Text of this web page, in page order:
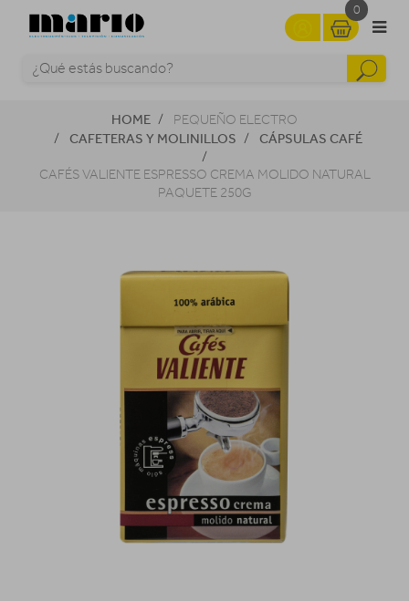
0
HOME PEQUEÑO ELECTRO
CAFETERAS Y MOLINILLOS CÁPSULAS CAFÉ
CAFÉS VALIENTE ESPRESSO CREMA MOLIDO NATURAL
PAQUETE 250G